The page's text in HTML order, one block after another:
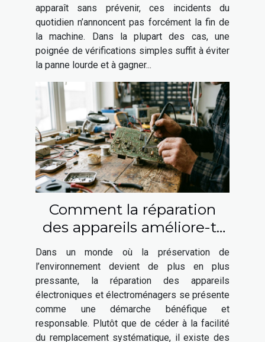
apparaît sans prévenir, ces incidents du
quotidien n’annoncent pas forcément la fin de
la machine. Dans la plupart des cas, une
poignée de vérifications simples suffit à éviter
la panne lourde et à gagner...
Comment la réparation
des appareils améliore-t-
elle notre impact
environnemental ?
Dans un monde où la préservation de
l’environnement devient de plus en plus
pressante, la réparation des appareils
électroniques et électroménagers se présente
comme une démarche bénéfique et
responsable. Plutôt que de céder à la facilité
du remplacement systématique, il existe des